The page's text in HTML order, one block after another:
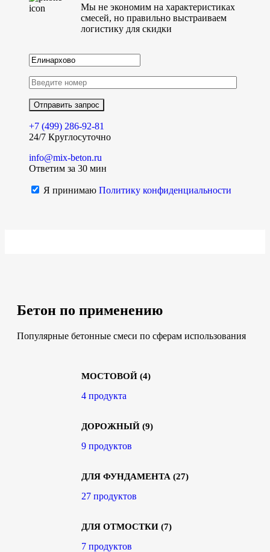
Мы не экономим на характеристиках
смесей, но правильно выстраиваем
логистику для скидки
+7 (499) 286-92-81
24/7 Круглосуточно
info@mix-beton.ru
Ответим за 30 мин
Я принимаю Политику конфиденциальности
Бетон по применению
Популярные бетонные смеси по сферам использования
МОСТОВОЙ (4)
4 продукта
ДОРОЖНЫЙ (9)
9 продуктов
ДЛЯ ФУНДАМЕНТА (27)
27 продуктов
ДЛЯ ОТМОСТКИ (7)
7 продуктов